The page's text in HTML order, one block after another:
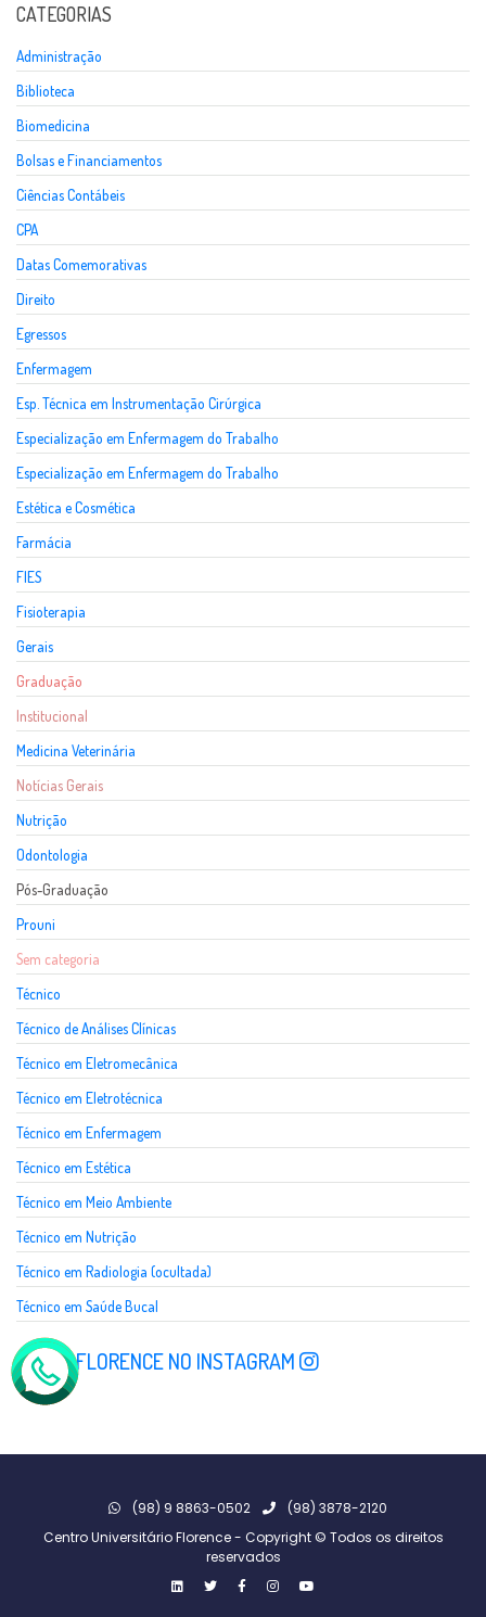
CATEGORIAS
Administração
Biblioteca
Biomedicina
Bolsas e Financiamentos
Ciências Contábeis
CPA
Datas Comemorativas
Direito
Egressos
Enfermagem
Esp. Técnica em Instrumentação Cirúrgica
Especialização em Enfermagem do Trabalho
Especialização em Enfermagem do Trabalho
Estética e Cosmética
Farmácia
FIES
Fisioterapia
Gerais
Graduação
Institucional
Medicina Veterinária
Notícias Gerais
Nutrição
Odontologia
Pós-Graduação
Prouni
Sem categoria
Técnico
Técnico de Análises Clínicas
Técnico em Eletromecânica
Técnico em Eletrotécnica
Técnico em Enfermagem
Técnico em Estética
Técnico em Meio Ambiente
Técnico em Nutrição
Técnico em Radiologia (ocultada)
Técnico em Saúde Bucal
SIGA A FLORENCE NO INSTAGRAM
(98) 9 8863-0502
(98) 3878-2120
Centro Universitário Florence - Copyright © Todos os direitos
reservados